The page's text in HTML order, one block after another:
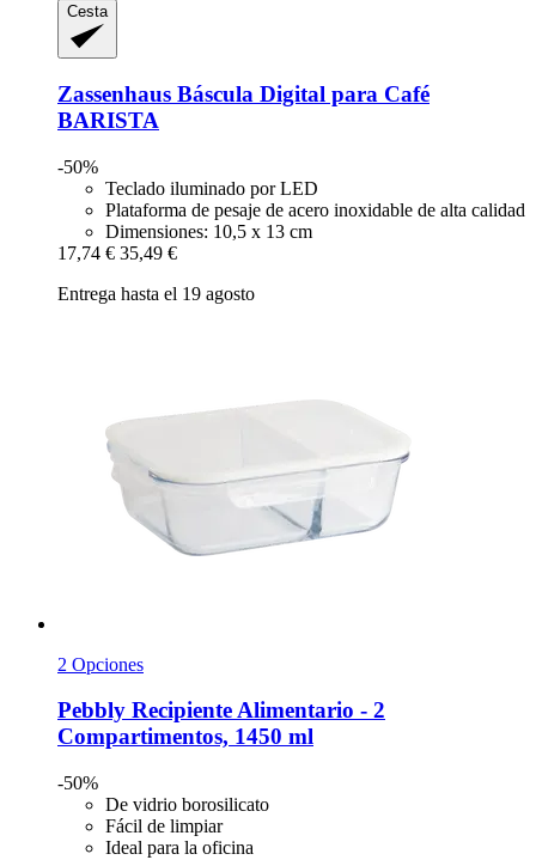
Cesta
Zassenhaus Báscula Digital para Café
BARISTA
-50%
Teclado iluminado por LED
Plataforma de pesaje de acero inoxidable de alta calidad
Dimensiones: 10,5 x 13 cm
17,74 € 35,49 €
Entrega hasta el 19 agosto
2 Opciones
Pebbly Recipiente Alimentario -​ 2
Compartimentos, 1450 ml
-50%
De vidrio borosilicato
Fácil de limpiar
Ideal para la oficina